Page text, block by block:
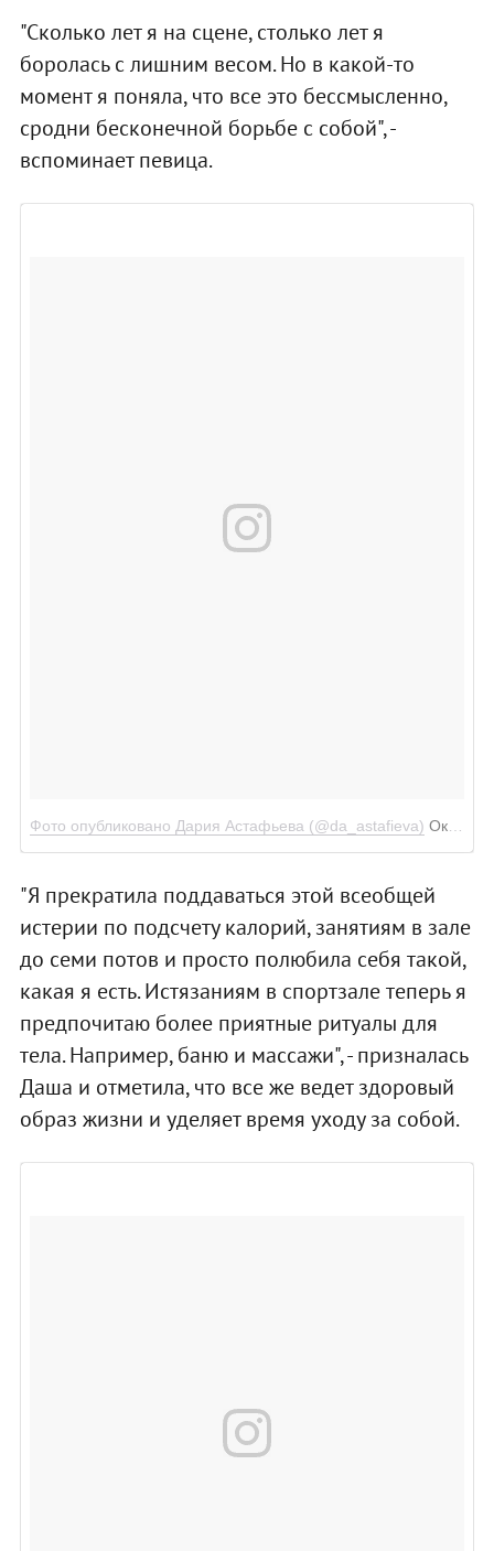
"Сколько лет я на сцене, столько лет я
боролась с лишним весом. Но в какой-то
момент я поняла, что все это бессмысленно,
сродни бесконечной борьбе с собой", -
вспоминает певица.
Фото опубликовано Дария Астафьева (@da_astafieva) Окт 20 2016 в 8:59 PDT
"Я прекратила поддаваться этой всеобщей
истерии по подсчету калорий, занятиям в зале
до семи потов и просто полюбила себя такой,
какая я есть. Истязаниям в спортзале теперь я
предпочитаю более приятные ритуалы для
тела. Например, баню и массажи", - призналась
Даша и отметила, что все же ведет здоровый
образ жизни и уделяет время уходу за собой.